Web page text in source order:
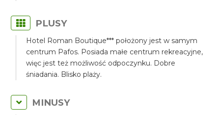
PLUSY
Hotel Roman Boutique*** położony jest w samym
centrum Pafos. Posiada małe centrum rekreacyjne,
więc jest też możliwość odpoczynku. Dobre
śniadania. Blisko plaży.
MINUSY